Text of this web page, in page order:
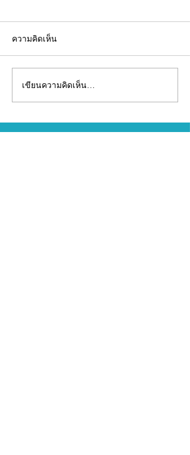
อยากมีแบรนด์อาหาร
เสริม...ไม่จำเป็นต้องเริ่ม
จากศูนย์คนเดียว
ความคิดเห็น
เขียนความคิดเห็น…